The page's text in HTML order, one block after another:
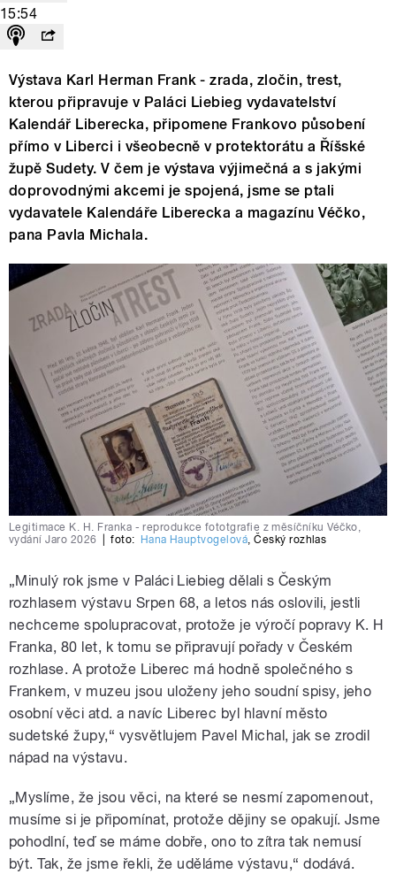
15:54
Výstava Karl Herman Frank - zrada, zločin, trest,
kterou připravuje v Paláci Liebieg vydavatelství
Kalendář Liberecka, připomene Frankovo působení
přímo v Liberci i všeobecně v protektorátu a Říšské
župě Sudety. V čem je výstava výjimečná a s jakými
doprovodnými akcemi je spojená, jsme se ptali
vydavatele Kalendáře Liberecka a magazínu Véčko,
pana Pavla Michala.
Legitimace K. H. Franka - reprodukce fototgrafie z měsíčníku Véčko,
vydání Jaro 2026
foto: Hana Hauptvogelová,Český rozhlas
„Minulý rok jsme v Paláci Liebieg dělali s Českým
rozhlasem výstavu Srpen 68, a letos nás oslovili, jestli
nechceme spolupracovat, protože je výročí popravy K. H
Franka, 80 let, k tomu se připravují pořady v Českém
rozhlase. A protože Liberec má hodně společného s
Frankem, v muzeu jsou uloženy jeho soudní spisy, jeho
osobní věci atd. a navíc Liberec byl hlavní město
sudetské župy,“ vysvětlujem Pavel Michal, jak se zrodil
nápad na výstavu.
„Myslíme, že jsou věci, na které se nesmí zapomenout,
musíme si je připomínat, protože dějiny se opakují. Jsme
pohodlní, teď se máme dobře, ono to zítra tak nemusí
být. Tak, že jsme řekli, že uděláme výstavu,“ dodává.